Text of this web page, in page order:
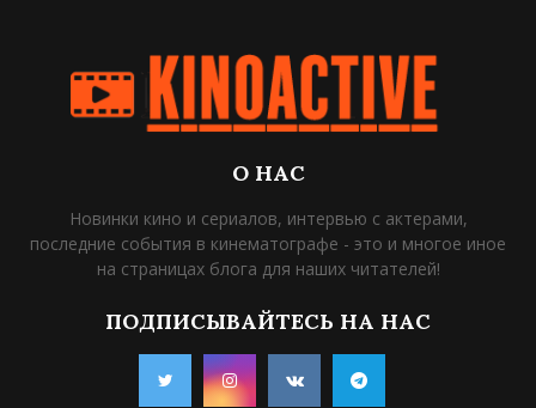
О НАС
Новинки кино и сериалов, интервью с актерами,
последние события в кинематографе - это и многое иное
на страницах блога для наших читателей!
ПОДПИСЫВАЙТЕСЬ НА НАС